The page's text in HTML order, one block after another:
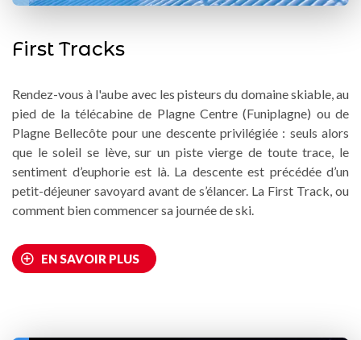
First Tracks
Rendez-vous à l'aube avec les pisteurs du domaine skiable, au
pied de la télécabine de Plagne Centre (Funiplagne) ou de
Plagne Bellecôte pour une descente privilégiée : seuls alors
que le soleil se lève, sur un piste vierge de toute trace, le
sentiment d’euphorie est là. La descente est précédée d’un
petit-déjeuner savoyard avant de s’élancer. La First Track, ou
comment bien commencer sa journée de ski.
EN SAVOIR PLUS